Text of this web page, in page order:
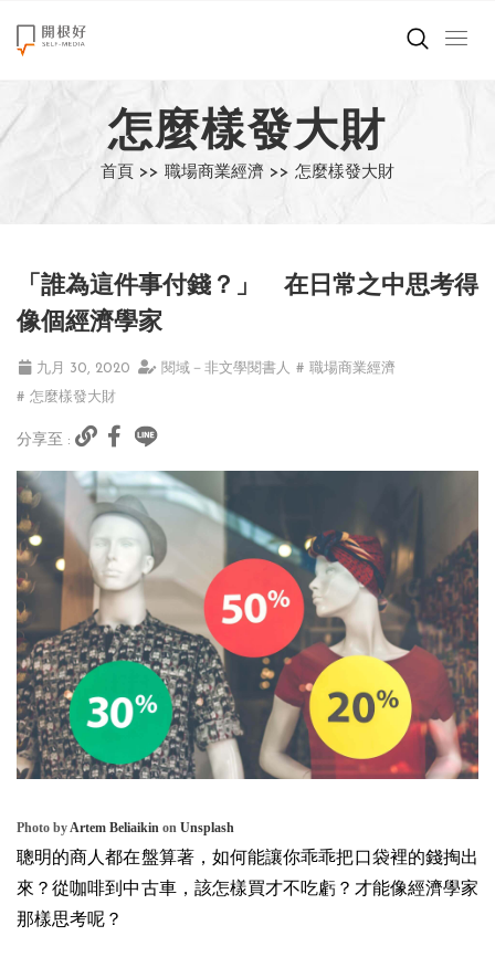
來點正能量
世界在想什麼
創造美好生活
職場商業經濟
影片專區
怎麼樣發大財
首頁 >> 職場商業經濟 >> 怎麼樣發大財
「誰為這件事付錢？」 在日常之中思考得
像個經濟學家
九月 30, 2020 閱域－非文學閱書人 # 職場商業經濟
# 怎麼樣發大財
分享至 :
Photo by Artem Beliaikin on Unsplash
聰明的商人都在盤算著，如何能讓你乖乖把口袋裡的錢掏出
來？從咖啡到中古車，該怎樣買才不吃虧？才能像經濟學家
那樣思考呢？